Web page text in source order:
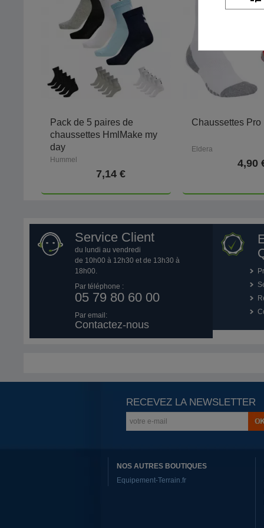
Pack de 5 paires de
chaussettes HmlMake my
day
Hummel
7,14 €
Chaussettes Pro
Eldera
4,90
Service Client
du lundi au vendredi
de 10h00 à 12h30 et de 13h30 à
18h00.
Par téléphone :
05 79 80 60 00
Par email:
Contactez-nous
RECEVEZ LA NEWSLETTER
NOS AUTRES BOUTIQUES
Equipement-Terrain.fr